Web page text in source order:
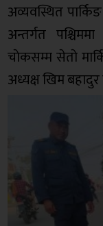
अव्यवस्थित
अन्तर्गत
चाेकसम्म सेताे
अध्यक्ष खिम